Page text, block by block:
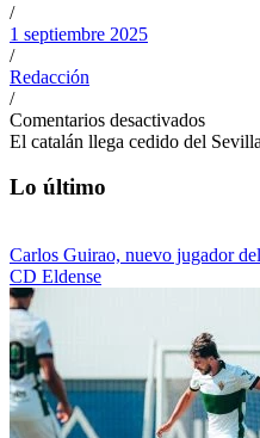
/
1 septiembre 2025
/
Redacción
/
Comentarios desactivados
El catalán llega cedido del
Lo último
Carlos Guirao, nuevo jugador
CD Eldense